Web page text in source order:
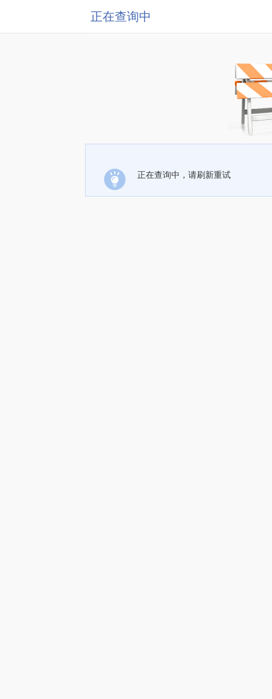
正在查询中
正在查询中，请刷新重试